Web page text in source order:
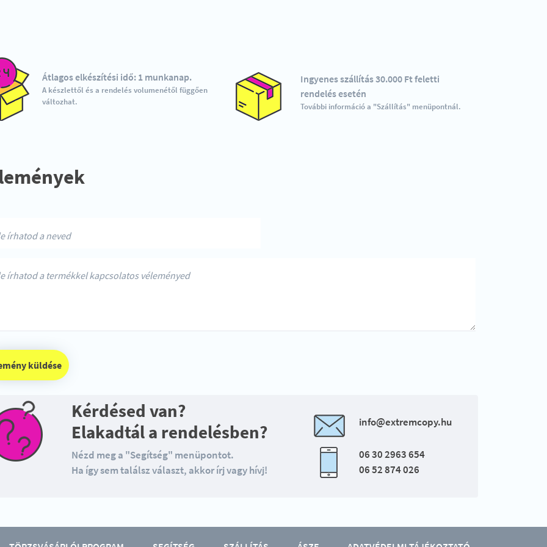
Átlagos elkészítési idő: 1 munkanap.
A készlettől és a rendelés volumenétől függően
változhat.
Ingyenes szállítás 30.000 Ft feletti
rendelés esetén
További információ a "Szállítás" menüpontnál.
vélemény küldése
Kérdésed van?
Elakadtál a rendelésben?
Nézd meg a "Segítség" menüpontot.
Ha így sem találsz választ, akkor írj vagy hívj!
info@extremcopy.hu
06 30 2963 654
06 52 874 026